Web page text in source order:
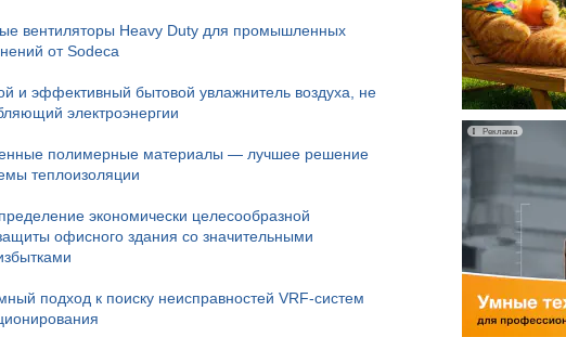
вентиляторы Heavy Duty для промышленных
от Sodeca
и эффективный бытовой увлажнитель воздуха, не
электроэнергии
полимерные материалы — лучшее решение
теплоизоляции
экономически целесообразной
офисного здания со значительными
подход к поиску неисправностей VRF-систем
Реклама